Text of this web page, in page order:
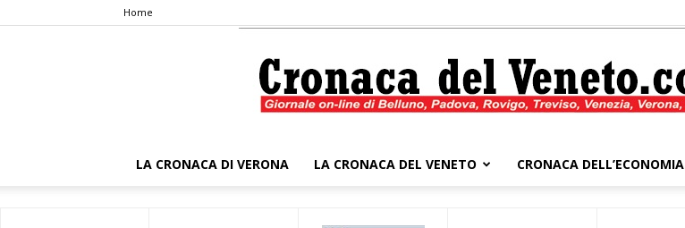
Home
LA CRONACA DI VERONA LA CRONACA DEL VENETO CRONACA DELL’ECONOMIA